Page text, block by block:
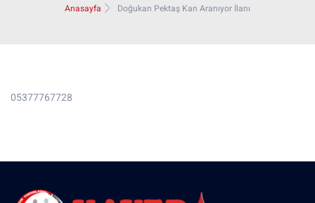
Anasayfa Doğukan Pektaş Kan Aranıyor İlanı
05377767728